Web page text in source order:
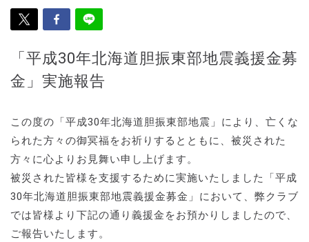
「平成30年北海道胆振東部地震義援金募
金」実施報告
この度の「平成30年北海道胆振東部地震」により、亡くな
られた方々の御冥福をお祈りするとともに、被災された
方々に心よりお見舞い申し上げます。
被災された皆様を支援するために実施いたしました「平成
30年北海道胆振東部地震義援金募金」において、弊クラブ
では皆様より下記の通り義援金をお預かりしましたので、
ご報告いたします。